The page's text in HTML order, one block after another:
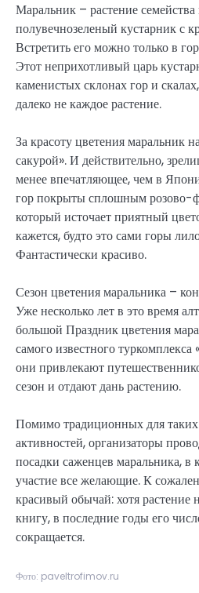
Маральник – растение
полувечнозеленый кустарник с
Встретить его можно только в
Этот неприхотливый царь
каменистых склонах гор и
далеко не каждое растение.
За красоту цветения маральник
сакурой». И действительно,
менее впечатляющее, чем в
гор покрыты сплошным розово-
который источает приятный
кажется, будто это сами горы
Фантастически красиво.
Сезон цветения маральника –
Уже несколько лет в это время
большой Праздник цветения
самого известного
они привлекают
сезон и отдают дань растению.
Помимо традиционных для таких
активностей, организаторы
посадки саженцев маральника, в
участие все желающие. К
красивый обычай: хотя растение
книгу, в последние годы его
сокращается.
Фото: paveltrofimov.ru